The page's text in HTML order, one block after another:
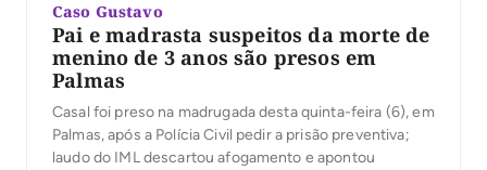
Caso Gustavo
Pai e madrasta suspeitos da morte de
menino de 3 anos são presos em
Palmas
Casal foi preso na madrugada desta quinta-feira (6), em
Palmas, após a Polícia Civil pedir a prisão preventiva;
laudo do IML descartou afogamento e apontou